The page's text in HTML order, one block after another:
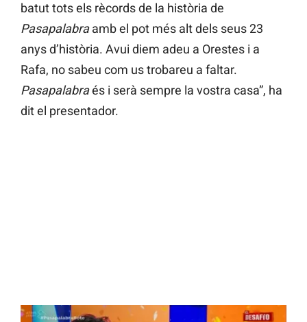
batut tots els rècords de la història de
Pasapalabraamb el pot més alt dels seus 23
anys d’història. Avui diem adeu a Orestes i a
Rafa, no sabeu com us trobareu a faltar.
Pasapalabraés i serà sempre la vostra casa”, ha
dit el presentador.